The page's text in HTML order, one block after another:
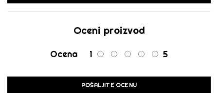
Oceni proizvod
Ocena 1 5
POŠALJITE OCENU